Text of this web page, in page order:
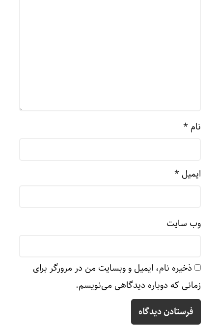
نام *
ایمیل *
وب‌ سایت
ذخیره نام، ایمیل و وبسایت من در مرورگر برای
زمانی که دوباره دیدگاهی می‌نویسم.